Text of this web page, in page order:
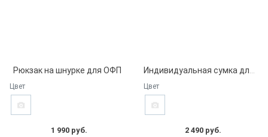
Рюкзак на шнурке для ОФП
Цвет
1 990 руб.
Цвет
2 490 руб.